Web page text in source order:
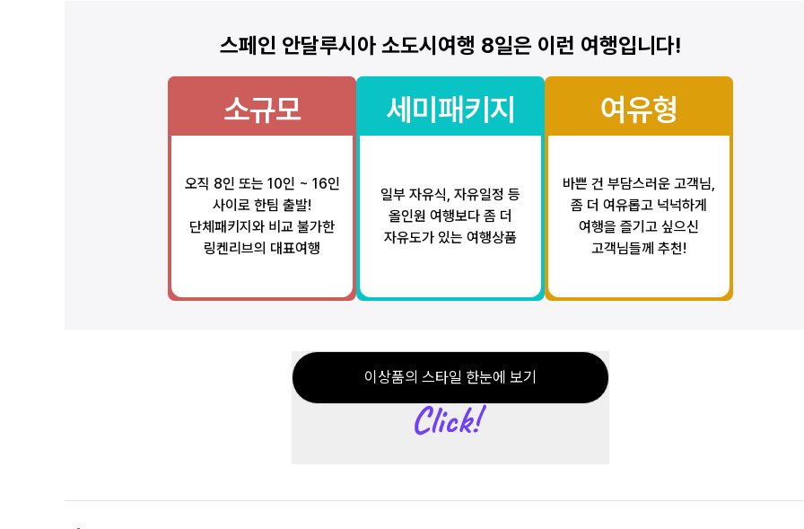
스페인 안달루시아 소도시여행 8일은 이런 여행입니다!
소규모
오직 8인 또는 10인 ~ 16인
사이로 한팀 출발!
단체패키지와 비교 불가한
링켄리브의 대표여행
세미패키지
일부 자유식, 자유일정 등
올인원 여행보다 좀 더
자유도가 있는 여행상품
여유형
바쁜 건 부담스러운 고객님,
좀 더 여유롭고 넉넉하게
여행을 즐기고 싶으신
고객님들께 추천!
이상품의 스타일 한눈에 보기